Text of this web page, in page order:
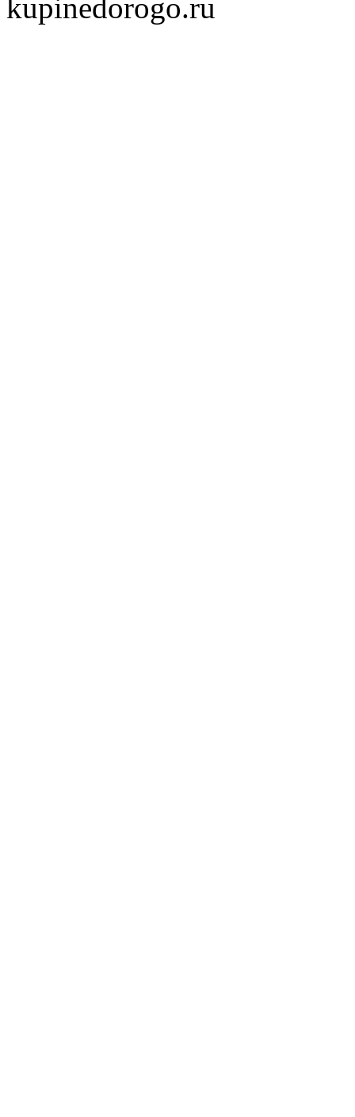
kupinedorogo.ru